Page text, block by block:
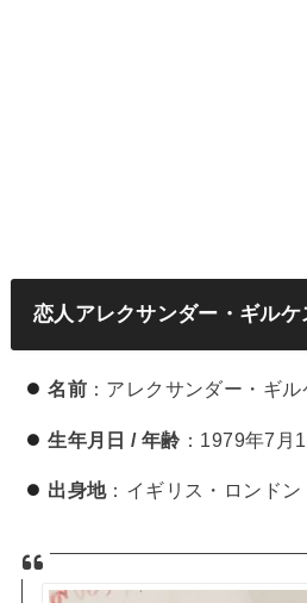
恋人アレクサンダー・ギルケ
名前：アレクサンダー・ギ
生年月日 / 年齢 ：1979年7月
出身地：イギリス・ロンドン